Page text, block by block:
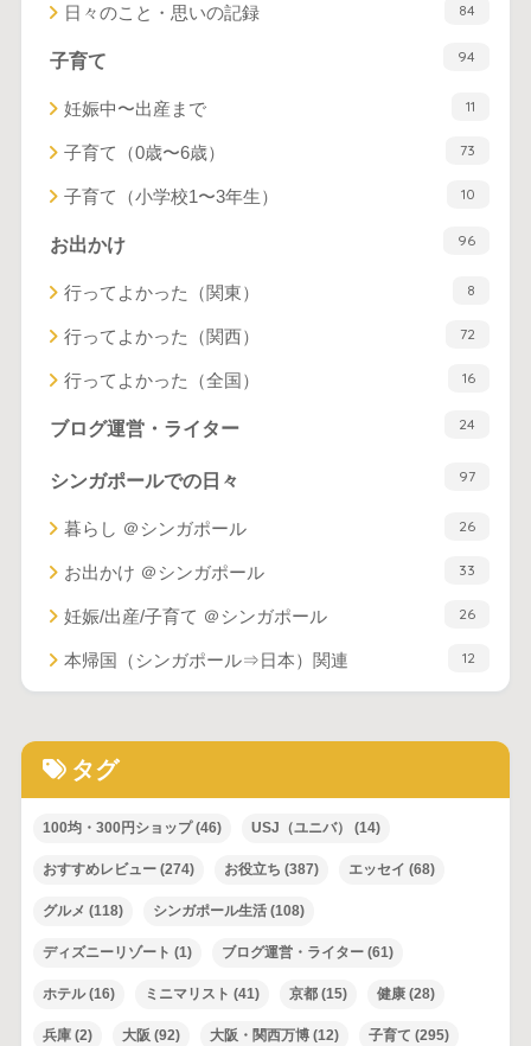
日々のこと・思いの記録 84
子育て 94
妊娠中〜出産まで 11
子育て（0歳〜6歳） 73
子育て（小学校1〜3年生） 10
お出かけ 96
行ってよかった（関東） 8
行ってよかった（関西） 72
行ってよかった（全国） 16
ブログ運営・ライター 24
シンガポールでの日々 97
暮らし ＠シンガポール 26
お出かけ ＠シンガポール 33
妊娠/出産/子育て ＠シンガポール 26
本帰国（シンガポール⇒日本）関連 12
タグ
100均・300円ショップ(46) USJ（ユニバ） (14)
おすすめレビュー(274) お役立ち (387) エッセイ (68)
グルメ (118) シンガポール生活(108)
ディズニーリゾート (1) ブログ運営・ライター(61)
ホテル(16) ミニマリスト (41) 京都(15) 健康(28)
兵庫(2) 大阪 (92) 大阪・関西万博(12) 子育て (295)